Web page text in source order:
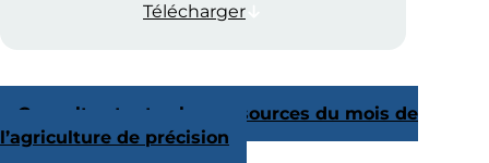
Télécharger
Consultez toutes les ressources du mois de
l’agriculture de précision